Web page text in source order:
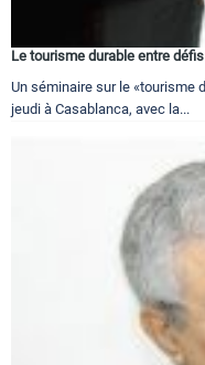
Le tourisme durable entre
Un séminaire sur le «tourisme
jeudi à Casablanca, avec la...